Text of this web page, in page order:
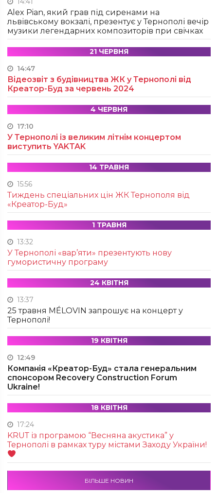
Alex Pian, який грав під сиренами на
львівському вокзалі, презентує у Тернополі вечір
музики легендарних композиторів при свічках
21 ЧЕРВНЯ
14:47
Відеозвіт з будівництва ЖК у Тернополі від
Креатор-Буд за червень 2024
4 ЧЕРВНЯ
17:10
У Тернополі із великим літнім концертом
виступить YAKTAK
14 ТРАВНЯ
15:56
Тиждень спеціальних цін ЖК Тернополя від
«Креатор-Буд»
1 ТРАВНЯ
13:32
У Тернополі «вар’яти» презентують нову
гумористичну програму
24 КВІТНЯ
13:37
25 травня MÉLOVIN запрошує на концерт у
Тернополі!
19 КВІТНЯ
12:49
Компанія «Креатор-Буд» стала генеральним
спонсором Recovery Construction Forum
Ukraine!
18 КВІТНЯ
17:24
KRUТ із програмою “Весняна акустика” у
Тернополі в рамках туру містами Заходу України!
БІЛЬШЕ НОВИН